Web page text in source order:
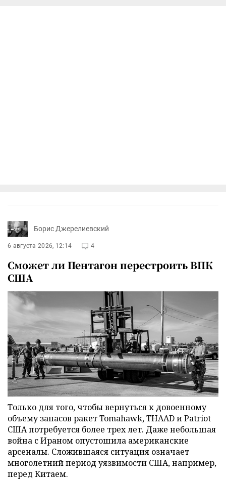
Борис Джерелиевский
6 августа 2026, 12:14 4
Сможет ли Пентагон перестроить ВПК
США
Только для того, чтобы вернуться к довоенному
объему запасов ракет Tomahawk, THAAD и Patriot
США потребуется более трех лет. Даже небольшая
война с Ираном опустошила американские
арсеналы. Сложившаяся ситуация означает
многолетний период уязвимости США, например,
перед Китаем.